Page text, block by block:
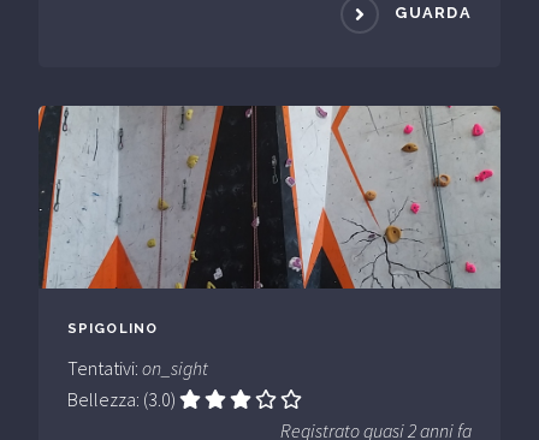
GUARDA
SPIGOLINO
Tentativi: on_sight
Bellezza: (3.0)
Registrato quasi 2 anni fa